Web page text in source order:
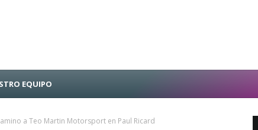
EQUIPO
a Teo Martin Motorsport en Paul Ricard